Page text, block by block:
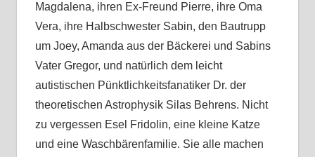
Magdalena, ihren Ex-Freund Pierre, ihre Oma
Vera, ihre Halbschwester Sabin, den Bautrupp
um Joey, Amanda aus der Bäckerei und Sabins
Vater Gregor, und natürlich dem leicht
autistischen Pünktlichkeitsfanatiker Dr. der
theoretischen Astrophysik Silas Behrens. Nicht
zu vergessen Esel Fridolin, eine kleine Katze
und eine Waschbärenfamilie. Sie alle machen